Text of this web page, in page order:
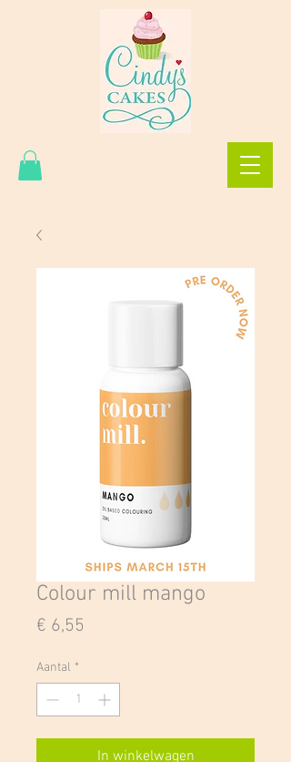
Colour mill mango
€ 6,55
Aantal *
In winkelwagen